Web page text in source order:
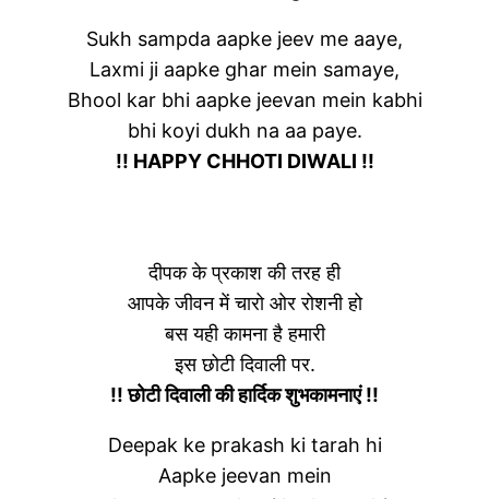
Sukh sampda aapke jeev me aaye,
Laxmi ji aapke ghar mein samaye,
Bhool kar bhi aapke jeevan mein kabhi
bhi koyi dukh na aa paye.
!! HAPPY CHHOTI DIWALI !!
दीपक के प्रकाश की तरह ही
आपके जीवन में चारो ओर रोशनी हो
बस यही कामना है हमारी
इस छोटी दिवाली पर.
!! छोटी दिवाली की हार्दिक शुभकामनाएं !!
Deepak ke prakash ki tarah hi
Aapke jeevan mein